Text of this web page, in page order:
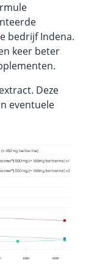
bedrijf Indena.
keer beter
Deze
eventuele